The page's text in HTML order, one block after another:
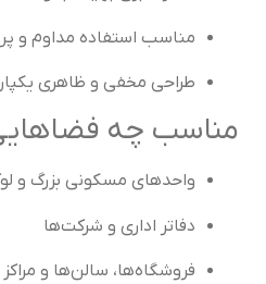
مناسب استفاده مداوم و
طراحی مخفی و ظاهری
مناسب چه
واحدهای مسکونی بزرگ و
دفاتر اداری و شرکت‌ها
فروشگاه‌ها، سالن‌ها و